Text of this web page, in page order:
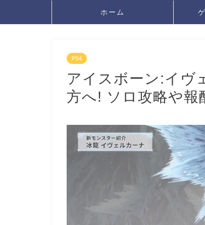
ホーム
PS4
アイスボーン:イヴ
方へ! ソロ攻略や報